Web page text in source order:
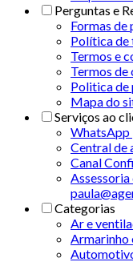
Perguntas e
Formas de
Política de
Termos e
Termos de
Politica de
Mapa do
Serviços ao
WhatsApp
Central de
Canal
Assessoria
Categorias
Ar e
Armarinho